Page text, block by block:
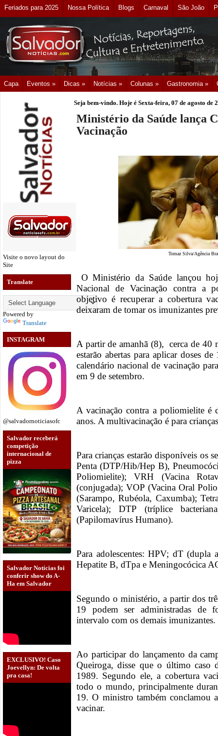
Feriados para 2025 Nossa Política Blogs Carnaval São João
Capa Eventos » Dicas » Notícias » Colunas » Gastronomia »
Visite o novo layout do
Site
Translate
Powered by
Translate
INSTAGRAM
@salvadornoticiasofc
Salvador receberá
competição
internacional de
pizza
Salvador Notícias foi
conferir show do A-
Ha em Salvador
EXCLUSIVO! Caso
Joevellyn: De volta
pra casa!
Seja bem-vindo. Hoje é Sexta-feira, 07 de agosto de
Ministério da Saúde lança
Vacinação
Tomaz Silva/Agência
O Ministério da Saúde lançou
Nacional de Vacinação contra a
objetivo é recuperar a cobertura
deixaram de tomar os imunizantes
A partir de amanhã (8), cerca de 40
estarão abertas para aplicar doses
calendário nacional de vacinação
em 9 de setembro.
A vacinação contra a poliomielite é
anos. A multivacinação é para
Para crianças estarão disponíveis os
Penta (DTP/Hib/Hep B),
Poliomielite); VRH (Vacina
(conjugada); VOP (Vacina Oral
(Sarampo, Rubéola, Caxumba);
Varicela); DTP (tríplice
(Papilomavírus Humano).
Para adolescentes: HPV; dT (dupla
Hepatite B, dTpa e Meningocócica
Segundo o ministério, a partir dos
19 podem ser administradas de
intervalo com os demais imunizantes.
Ao participar do lançamento da
Queiroga, disse que o último
1989. Segundo ele, a cobertura
todo o mundo, principalmente
19. O ministro também conclamou
vacinar.